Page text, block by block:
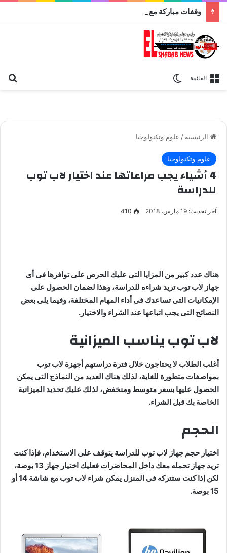
القائمة
الرئيسية / علوم وتكنولوجيا
علوم وتكنولوجيا
4 أشياء يجب مراعاتها عند اختيار لاب توب
للدراسة
آخر تحديث: 19 مارس، 2018 410
هناك عدد كبير من المزايا التى عليك الحرص على توافرها فى أى
جهاز لاب توب تريد شراءه للدراسة، وهذا لضمان الحصول على
الإمكانيات التى تساعدك فى أداء المهام المختلفة، وفيما يلى بعض
النصائح التى يجب اتباعها عند الشراء والاختيار.
لاب توب يناسب الميزانية
أغلب الطلاب لا يحتاجون خلال فترة دراستهم أجهزة لاب توب
بمواصفات متطورة للغاية، لذلك هناك العديد من النماذج التى يمكن
الحصول عليها بسعر متوسط ومنخفض، لذلك عليك تحديد الميزانية
الخاصة بك قبل الشراء.
الحجم
اختيار حجم جهاز لاب توب للدراسة يتوقف على الاستخدام، فإذا كنت
تريد جهاز تحمله معك داخل المحاضرات فعليك اختيار جهاز 13 بوصة،
لكن إذا كنت ستتركه فى المنزل يمكن شراء لاب توب مع شاشة 14 أو
15 بوصة.